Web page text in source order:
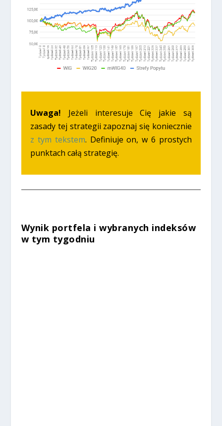
Uwaga! Jeżeli interesuje Cię jakie są
zasady tej strategii zapoznaj się koniecznie
z tym tekstem. Definiuje on, w 6 prostych
punktach całą strategię.
Wynik portfela i wybranych indeksów
w tym tygodniu